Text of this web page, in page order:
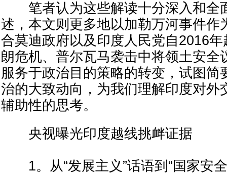
笔者认为这些解读十分深入和全
述，本文则更多地以加勒万河事件作
合莫迪政府以及印度人民党自2016
朗危机、普尔瓦马袭击中将领土安全
服务于政治目的策略的转变，试图简
治的大致动向，为我们理解印度对外
辅助性的思考。
央视曝光印度越线挑衅证据
1。从“发展主义”话语到“国家安全